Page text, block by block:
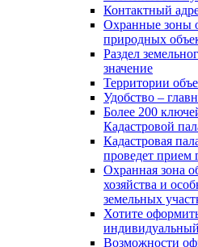
Контактный
Охранные зоны
природных
Раздел
значение
Территории
Удобство –
Более 200
Кадастровой
Кадастровая
проведет прием
Охранная зона
хозяйства и
земельных
Хотите
Возможности